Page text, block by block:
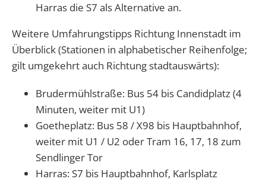
Harras die S7 als Alternative an.
Weitere Umfahrungstipps Richtung Innenstadt im
Überblick (Stationen in alphabetischer Reihenfolge;
gilt umgekehrt auch Richtung stadtauswärts):
Brudermühlstraße: Bus 54 bis Candidplatz (4
Minuten, weiter mit U1)
Goetheplatz: Bus 58 / X98 bis Hauptbahnhof,
weiter mit U1 / U2 oder Tram 16, 17, 18 zum
Sendlinger Tor
Harras: S7 bis Hauptbahnhof, Karlsplatz